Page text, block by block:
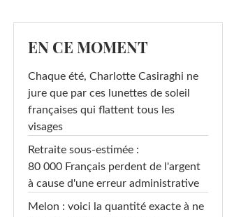
EN CE MOMENT
Chaque été, Charlotte Casiraghi ne
jure que par ces lunettes de soleil
françaises qui flattent tous les
visages
Retraite sous-estimée :
80 000 Français perdent de l'argent
à cause d'une erreur administrative
Melon : voici la quantité exacte à ne